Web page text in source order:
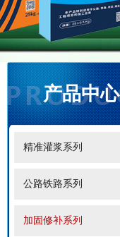
产品中心
精准灌浆系列
公路铁路系列
加固修补系列